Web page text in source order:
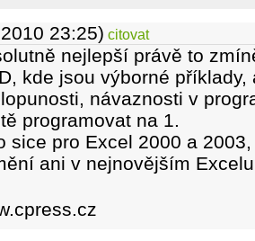
23:25) citovat
nejlepší právě to
kde jsou výborné
návaznosti v
programovat na 1.
sice pro Excel 2000 a
ani v nejnovějším Excelu